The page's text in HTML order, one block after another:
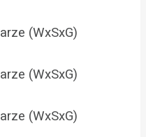
(WxSxG)
(WxSxG)
(WxSxG)